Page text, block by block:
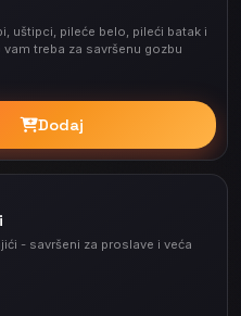
uštipci, pileće belo, pileći batak i
treba za savršenu gozbu
Dodaj
- savršeni za proslave i veća